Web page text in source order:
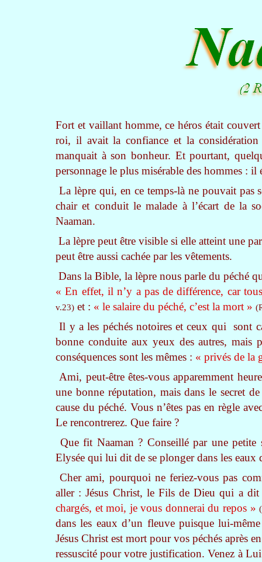
Fort et vaillant homme, ce héros était
roi, il avait la confiance et la
manquait à son bonheur. Et pourtant,
personnage le plus misérable des hommes : il
La lèpre qui, en ce temps-là ne pouvait pas
chair et conduit le malade à l’écart de la
Naaman.
La lèpre peut être visible si elle atteint une
peut être aussi cachée par les vêtements.
Dans la Bible, la lèpre nous parle du péché
« En effet, il n’y a pas de différence, car
v.23) et : « le salaire du péché, c’est la mort »
Il y a les péchés notoires et ceux qui sont
bonne conduite aux yeux des autres,
conséquences sont les mêmes : « privés de la
Ami, peut-être êtes-vous apparemment
une bonne réputation, mais dans le secret
cause du péché. Vous n’êtes pas en règle
Le rencontrerez. Que faire ?
Que fit Naaman ? Conseillé par une
Elysée qui lui dit de se plonger dans les
Cher ami, pourquoi ne feriez-vous pas
aller : Jésus Christ, le Fils de Dieu qui a
chargés, et moi, je vous donnerai du repos »
dans les eaux d’un fleuve puisque lui-
Jésus Christ est mort pour vos péchés après
ressuscité pour votre justification. Venez à